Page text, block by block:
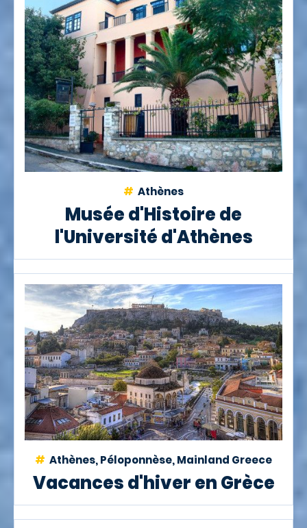
Athènes
Musée d'Histoire de
l'Université d'Athènes
Athènes, Péloponnèse, Mainland Greece
Vacances d'hiver en Grèce